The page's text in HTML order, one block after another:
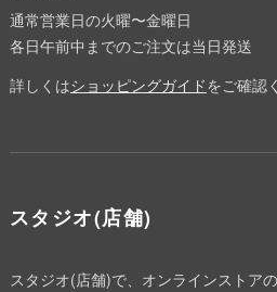
通常営業日の火曜〜金曜日
各日午前中までのご注文は当日発送
詳しくはショッピングガイドをご確認
スタジオ(店舗)
スタジオ(店舗)で、オンラインストア